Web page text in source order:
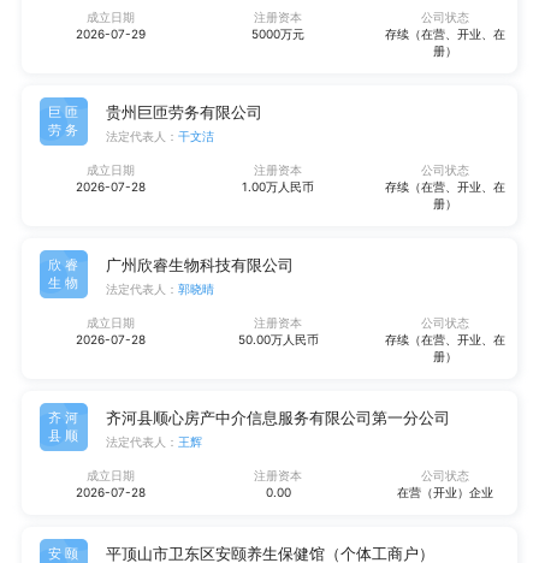
成立日期
2026-07-29
注册资本
5000万元
公司状态
存续（在营、开业、在
册）
巨匝
劳务
贵州巨匝劳务有限公司
法定代表人： 干文洁
成立日期
2026-07-28
注册资本
1.00万人民币
公司状态
存续（在营、开业、在
册）
欣睿
生物
广州欣睿生物科技有限公司
法定代表人： 郭晓晴
成立日期
2026-07-28
注册资本
50.00万人民币
公司状态
存续（在营、开业、在
册）
齐河
县顺
齐河县顺心房产中介信息服务有限公司第一分公司
法定代表人： 王辉
成立日期
2026-07-28
注册资本
0.00
公司状态
在营（开业）企业
安颐 平顶山市卫东区安颐养生保健馆（个体工商户）